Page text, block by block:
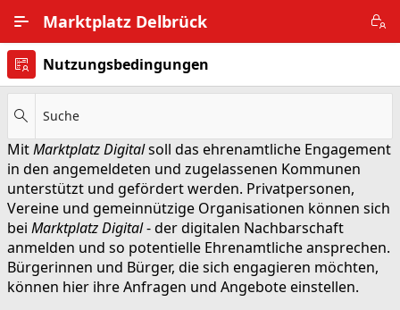
Marktplatz Delbrück
Alle Ortsteile
Impressum
Nutzungsbedingungen
Datenschutz
Nutzungsbedingungen
Suche
MitMarktplatz Digitalsoll das ehrenamtliche Engagement
in den angemeldeten und zugelassenen Kommunen
unterstützt und gefördert werden. Privatpersonen,
Vereine und gemeinnützige Organisationen können sich
bei Marktplatz Digital- der digitalen Nachbarschaft
anmelden und so potentielle Ehrenamtliche ansprechen.
Bürgerinnen und Bürger, die sich engagieren möchten,
können hier ihre Anfragen und Angebote einstellen.